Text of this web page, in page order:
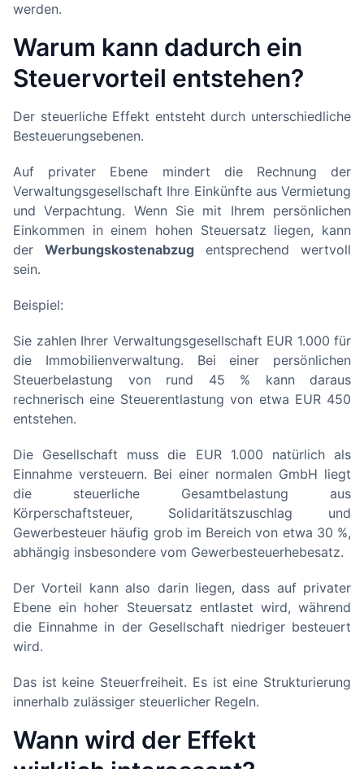
werden.
Warum kann dadurch ein
Steuervorteil entstehen?
Der steuerliche Effekt entsteht durch unterschiedliche
Besteuerungsebenen.
Auf privater Ebene mindert die Rechnung der
Verwaltungsgesellschaft Ihre Einkünfte aus Vermietung
und Verpachtung. Wenn Sie mit Ihrem persönlichen
Einkommen in einem hohen Steuersatz liegen, kann
der Werbungskostenabzug entsprechend wertvoll
sein.
Beispiel:
Sie zahlen Ihrer Verwaltungsgesellschaft EUR 1.000 für
die Immobilienverwaltung. Bei einer persönlichen
Steuerbelastung von rund 45 % kann daraus
rechnerisch eine Steuerentlastung von etwa EUR 450
entstehen.
Die Gesellschaft muss die EUR 1.000 natürlich als
Einnahme versteuern. Bei einer normalen GmbH liegt
die steuerliche Gesamtbelastung aus
Körperschaftsteuer, Solidaritätszuschlag und
Gewerbesteuer häufig grob im Bereich von etwa 30 %,
abhängig insbesondere vom Gewerbesteuerhebesatz.
Der Vorteil kann also darin liegen, dass auf privater
Ebene ein hoher Steuersatz entlastet wird, während
die Einnahme in der Gesellschaft niedriger besteuert
wird.
Das ist keine Steuerfreiheit. Es ist eine Strukturierung
innerhalb zulässiger steuerlicher Regeln.
Wann wird der Effekt